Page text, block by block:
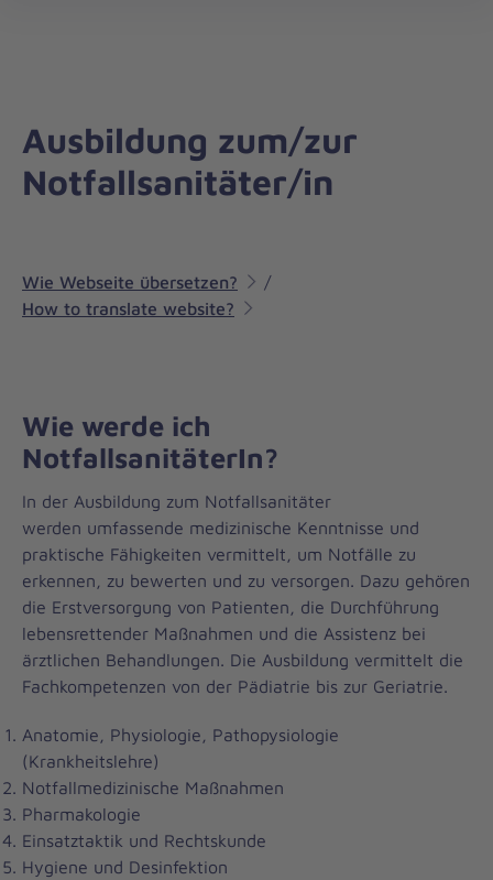
Ausbildung zum/zur
Notfallsanitäter/in
Wie Webseite übersetzen?
/
How to translate website?
Wie werde ich
NotfallsanitäterIn?
In der Ausbildung zum Notfallsanitäter
werden umfassende medizinische Kenntnisse und
praktische Fähigkeiten vermittelt, um Notfälle zu
erkennen, zu bewerten und zu versorgen. Dazu gehören
die Erstversorgung von Patienten, die Durchführung
lebensrettender Maßnahmen und die Assistenz bei
ärztlichen Behandlungen. Die Ausbildung vermittelt die
Fachkompetenzen von der Pädiatrie bis zur Geriatrie.
Anatomie, Physiologie, Pathopysiologie
(Krankheitslehre)
Notfallmedizinische Maßnahmen
Pharmakologie
Einsatztaktik und Rechtskunde
Hygiene und Desinfektion